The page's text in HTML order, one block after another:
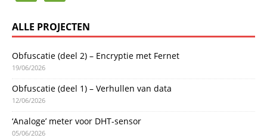
ALLE PROJECTEN
Obfuscatie (deel 2) – Encryptie met Fernet
19/06/2026
Obfuscatie (deel 1) – Verhullen van data
12/06/2026
‘Analoge’ meter voor DHT-sensor
05/06/2026